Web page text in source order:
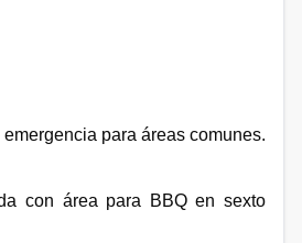
para áreas comunes.
con área para BBQ en sexto